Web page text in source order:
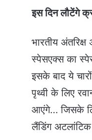
इस दिन लौटेंगे
भारतीय
स्पेसएक्स का
इसके बाद ये
पृथ्वी के लिए
आएंगे… जिसके
लैंडिंग अटलांटिक